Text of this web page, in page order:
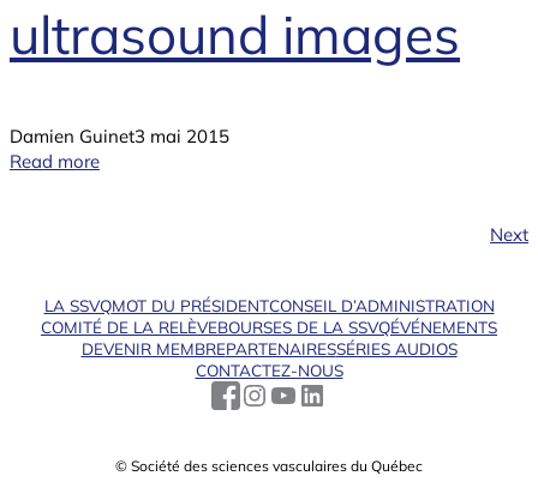
ultrasound images
Damien Guinet3 mai 2015
Read more
Next
LA SSVQMOT DU PRÉSIDENTCONSEIL D’ADMINISTRATION
COMITÉ DE LA RELÈVEBOURSES DE LA SSVQÉVÉNEMENTS
DEVENIR MEMBREPARTENAIRESSÉRIES AUDIOS
CONTACTEZ-NOUS
© Société des sciences vasculaires du Québec